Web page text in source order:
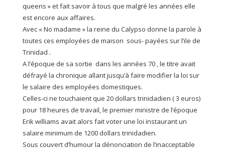
queens » et fait savoir à tous que malgré les années elle
est encore aux affaires.
Avec « No madame » la reine du Calypso donne la parole à
toutes ces employées de maison sous- payées sur l’ile de
Trinidad .
A l’époque de sa sortie dans les années 70 , le titre avait
défrayé la chronique allant jusqu’à faire modifier la loi sur
le salaire des employées domestiques.
Celles-ci ne touchaient que 20 dollars trinidadien ( 3 euros)
pour 18 heures de travail, le premier ministre de l’époque
Erik williams avait alors fait voter une loi instaurant un
salaire minimum de 1200 dollars trinidadien.
Sous couvert d’humour la dénonciation de l’inacceptable